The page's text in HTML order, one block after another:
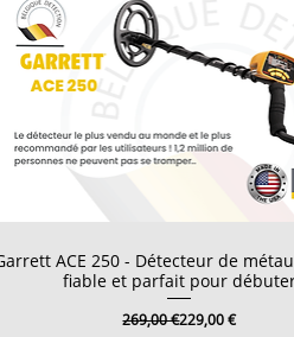
ACE 250 - Détecteur de
fiable et parfait pour
Prix original
269,00 €Prix promotionnel
229,00 €